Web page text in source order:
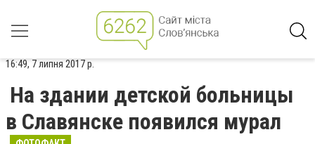
16:49, 7 липня 2017 р.
На здании детской больницы
в Славянске появился мурал